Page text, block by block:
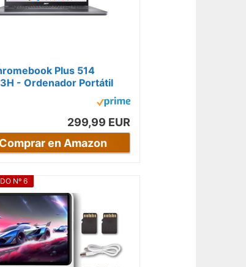
Plus 514
- Ordenador Portátil
299,99 EUR
Comprar en Amazon
Nº 6